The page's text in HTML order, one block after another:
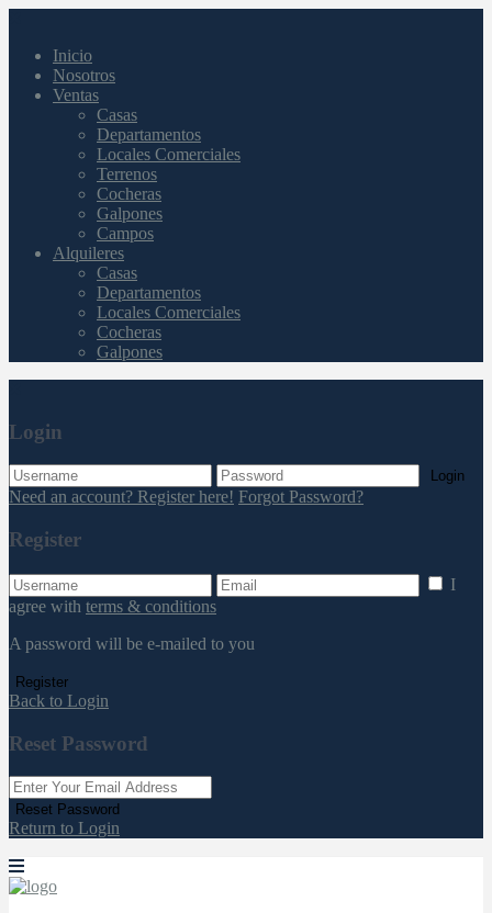
Inicio
Nosotros
Ventas
Casas
Departamentos
Locales Comerciales
Terrenos
Cocheras
Galpones
Campos
Alquileres
Casas
Departamentos
Locales Comerciales
Cocheras
Galpones
Login
Login
Need an account? Register here! Forgot Password?
Register
I
agree with terms & conditions
A password will be e-mailed to you
Register
Back to Login
Reset Password
Reset Password
Return to Login